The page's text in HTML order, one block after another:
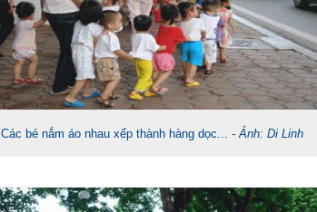
Các bé nắm áo nhau xếp thành hàng dọc... - Ảnh: Di Linh